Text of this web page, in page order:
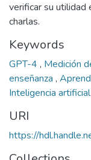
verificar su utilidad
charlas.
Keywords
GPT-4 , Medición
enseñanza ,
Inteligencia
URI
https://